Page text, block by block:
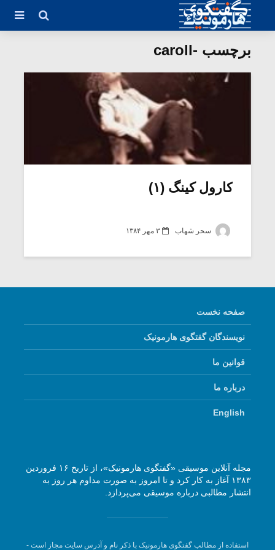
برچسب -caroll
کارول کینگ (۱)
سحر شهاب ۳ مهر ۱۳۸۴
صفحه نخست
نویسندگان گفتگوی هارمونیک
قوانین ما
درباره ما
English
مجله آنلاین موسیقی «گفتگوی هارمونیک»، از تاریخ ۱۶ فروردین
۱۳۸۳ آغاز به کار کرد و تا امروز به صورت مداوم هر روز به
انتشار مطالبی درباره موسیقی می‌پردازد.
استفاده از مطالب گفتگوی هارمونیک با ذکر نام و آدرس سایت مجاز است -